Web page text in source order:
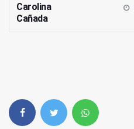
Carolina
Cañada